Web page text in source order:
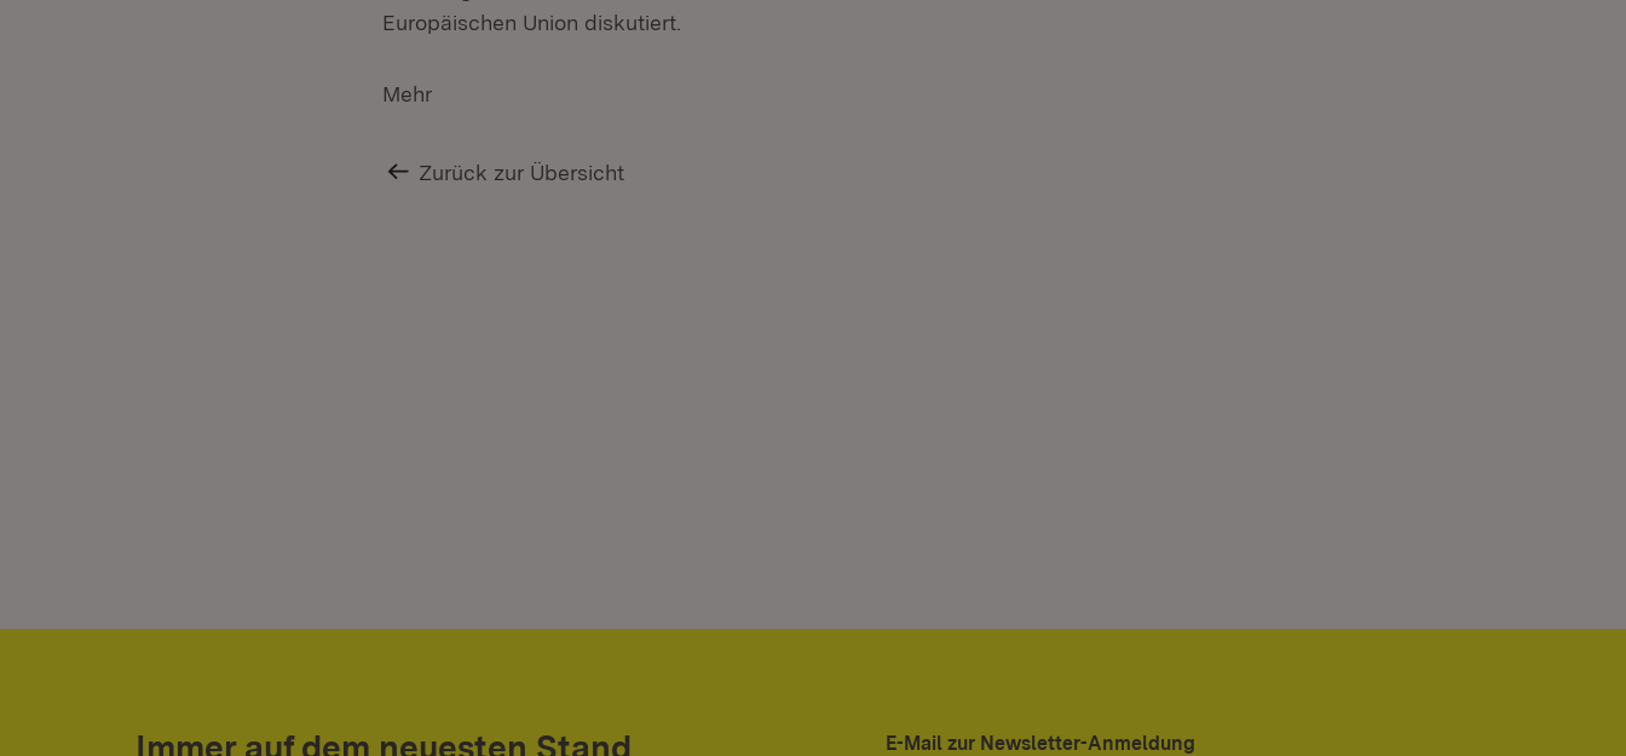
Europäischen Union diskutiert.
Mehr
Zurück zur Übersicht
Immer auf dem neuesten Stand E-Mail zur Newsletter-Anmeldung